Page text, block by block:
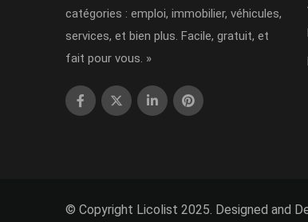
catégories : emploi, immobilier, véhicules,
services, et bien plus. Facile, gratuit, et
fait pour vous. »
© Copyright Licolist 2025. Designed and